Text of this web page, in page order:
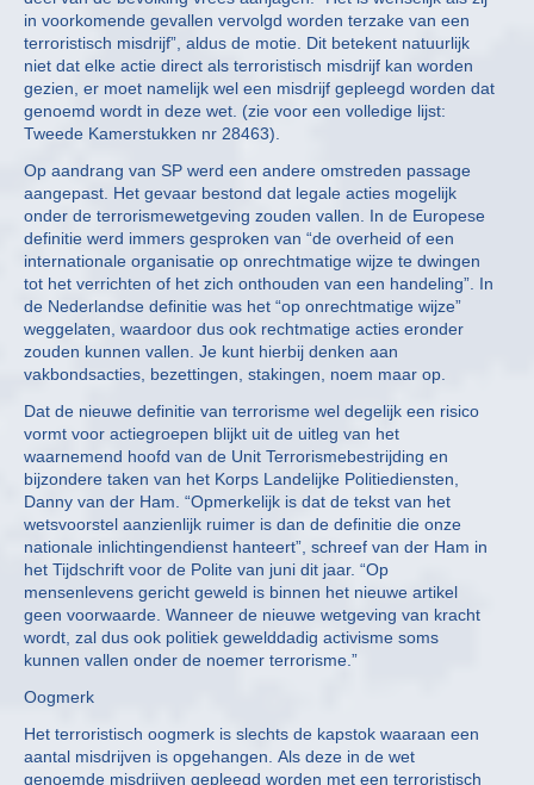
in voorkomende gevallen vervolgd worden terzake van een
terroristisch misdrijf”, aldus de motie. Dit betekent natuurlijk
niet dat elke actie direct als terroristisch misdrijf kan worden
gezien, er moet namelijk wel een misdrijf gepleegd worden dat
genoemd wordt in deze wet. (zie voor een volledige lijst:
Tweede Kamerstukken nr 28463).
Op aandrang van SP werd een andere omstreden passage
aangepast. Het gevaar bestond dat legale acties mogelijk
onder de terrorismewetgeving zouden vallen. In de Europese
definitie werd immers gesproken van “de overheid of een
internationale organisatie op onrechtmatige wijze te dwingen
tot het verrichten of het zich onthouden van een handeling”. In
de Nederlandse definitie was het “op onrechtmatige wijze”
weggelaten, waardoor dus ook rechtmatige acties eronder
zouden kunnen vallen. Je kunt hierbij denken aan
vakbondsacties, bezettingen, stakingen, noem maar op.
Dat de nieuwe definitie van terrorisme wel degelijk een risico
vormt voor actiegroepen blijkt uit de uitleg van het
waarnemend hoofd van de Unit Terrorismebestrijding en
bijzondere taken van het Korps Landelijke Politiediensten,
Danny van der Ham. “Opmerkelijk is dat de tekst van het
wetsvoorstel aanzienlijk ruimer is dan de definitie die onze
nationale inlichtingendienst hanteert”, schreef van der Ham in
het Tijdschrift voor de Polite van juni dit jaar. “Op
mensenlevens gericht geweld is binnen het nieuwe artikel
geen voorwaarde. Wanneer de nieuwe wetgeving van kracht
wordt, zal dus ook politiek gewelddadig activisme soms
kunnen vallen onder de noemer terrorisme.”
Oogmerk
Het terroristisch oogmerk is slechts de kapstok waaraan een
aantal misdrijven is opgehangen. Als deze in de wet
genoemde misdrijven gepleegd worden met een terroristisch